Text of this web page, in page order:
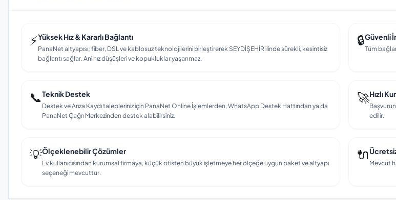
⚡Yüksek Hız & Kararlı Bağlantı
PanaNet altyapısı; fiber, DSL ve kablosuz teknolojilerini birleştirerek SEYDİŞEHİR ilinde sürekli, kesintisiz
bağlantı sağlar. Ani hız düşüşleri ve kopukluklar yaşanmaz.
🔒Güvenli
Tüm
📞Teknik Destek
Destek ve Arıza Kaydı talepleriniz için PanaNet Online İşlemlerden, WhatsApp Destek Hattından ya da
PanaNet Çağrı Merkezinden destek alabilirsiniz.
🚀Hızlı
edilir.
💡Ölçeklenebilir Çözümler
Ev kullanıcısından kurumsal firmaya, küçük ofisten büyük işletmeye her ölçeğe uygun paket ve altyapı
seçeneği mevcuttur.
🔌
Mevcut